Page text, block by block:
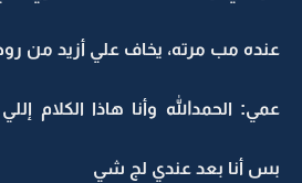
عنده مب مرته، يخاف علي أزيد من
عمي: الحمدالله وأنا هاذا الكلام
بس أنا بعد عندي لج شي